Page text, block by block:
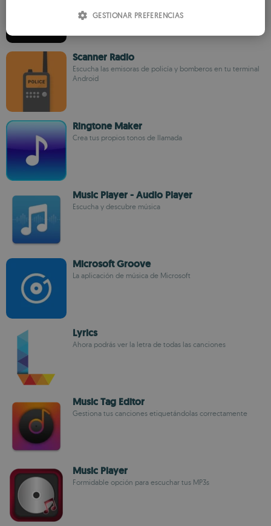
conexión
Scanner Radio
Escucha las emisoras de policía y bomberos en tu terminal
Android
Ringtone Maker
Crea tus propios tonos de llamada
Music Player - Audio Player
Escucha y descubre música
Microsoft Groove
La aplicación de música de Microsoft
Lyrics
Ahora podrás ver la letra de todas las canciones
Music Tag Editor
Gestiona tus canciones etiquetándolas correctamente
Music Player
Formidable opción para escuchar tus MP3s
GESTIONAR PREFERENCIAS